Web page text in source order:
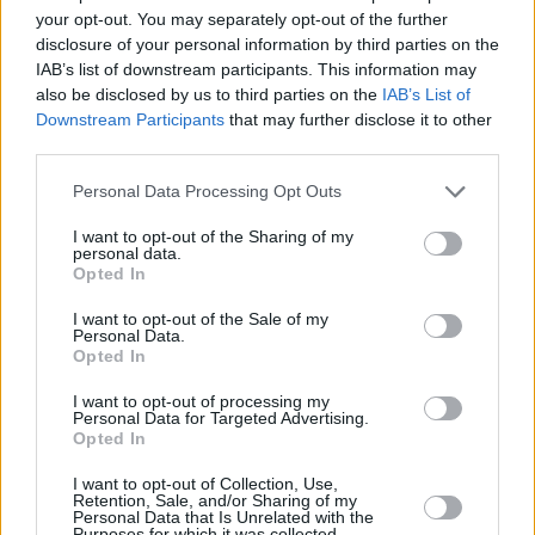
your opt-out. You may separately opt-out of the further
disclosure of your personal information by third parties on the
IAB’s list of downstream participants. This information may
also be disclosed by us to third parties on the IAB’s List of
Downstream Participants that may further disclose it to other
Please note that this website/app uses one or more Google
not limited to your visit or usage behaviour. You may click to
grant or deny consent to Google and its third-party tags to
use your data for below specified purposes in below Google
consent section.
Personal Data Processing Opt Outs
I want to opt-out of the Sharing of my
personal data.
Opted In
I want to opt-out of the Sale of my
Personal Data.
Opted In
I want to opt-out of processing my
Personal Data for Targeted Advertising.
Opted In
I want to opt-out of Collection, Use,
Retention, Sale, and/or Sharing of my
Personal Data that Is Unrelated with the
Korruptionsbekämpfung, Transparenzreformen und die
Unabhängigkeit der Justiz.
Obwohl die scheidende Regierung in einigen Bereichen
teilweise Fortschritte gemacht hat, blieben mehrere EU-
Bestehende Projekte könnten “umetikettiert” werden, um
Nach Angaben vonNépszavaerwägt die neue Regierung
eine überdimensionierte Projektliste, die den gesamten
verfügbaren Finanzrahmen übersteigt, in der Hoffnung, dass
zumindest der maximal mögliche Betrag noch vor Ablauf der
Frist genehmigt werden kann.
bereits abgeschlossene oder laufende Projekte, die zuvor aus
dem Kohäsionsfonds finanziert wurden, umzuetikettieren, so
dass sie stattdessen im Rahmen des Konjunkturfonds
Eine Quelle der Europäischen Kommission sagte der Zeitung,